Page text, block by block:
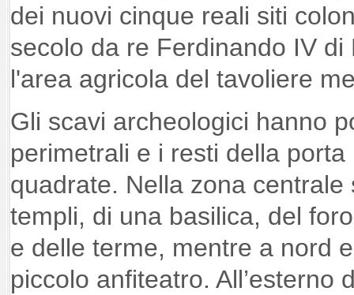
dei nuovi cinque reali siti
secolo da re Ferdinando IV
l'area agricola del tavoliere
Gli scavi archeologici hanno
perimetrali e i resti della
quadrate. Nella zona
templi, di una basilica, del
e delle terme, mentre a nord
piccolo anfiteatro. All’esterno